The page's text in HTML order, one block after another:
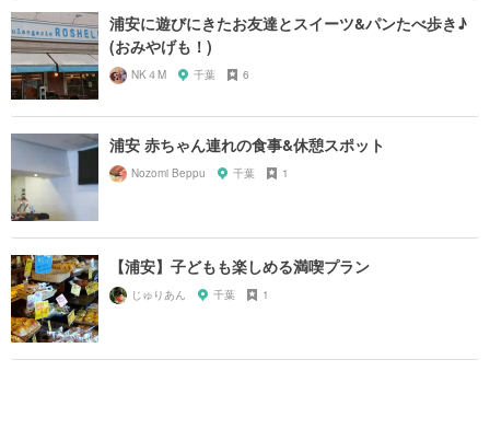
浦安に遊びにきたお友達とスイーツ&パンたべ歩き♪
(おみやげも！)
NK４M 千葉 6
浦安 赤ちゃん連れの食事&休憩スポット
Nozomi Beppu 千葉 1
【浦安】子どもも楽しめる満喫プラン
じゅりあん 千葉 1